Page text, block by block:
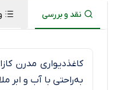
نقد و بررسی
کاغذدیواری مدرن